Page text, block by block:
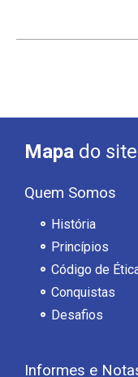
Mapa do site
Quem Somos
História
Princípios
Código de
Conquistas
Desafios
Informes e